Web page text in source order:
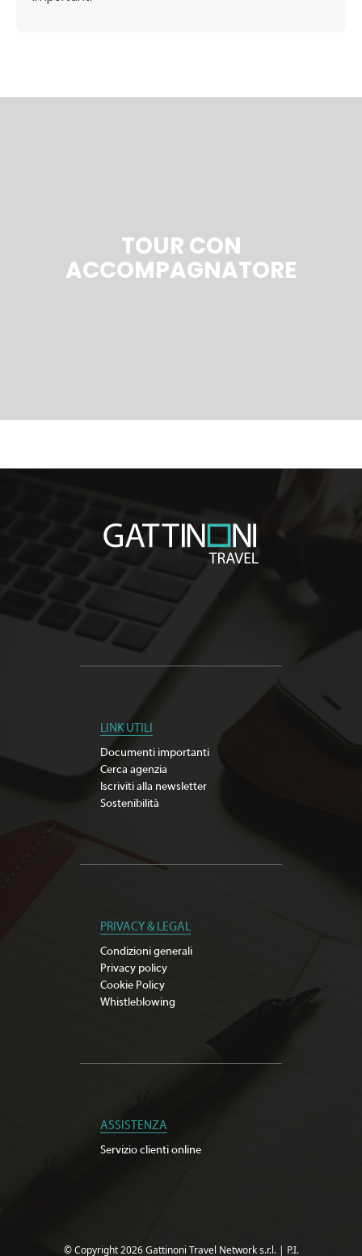
TOUR CON
ACCOMPAGNATORE
LINK UTILI
Documenti importanti
Cerca agenzia
Iscriviti alla newsletter
Sostenibilità
PRIVACY & LEGAL
Condizioni generali
Privacy policy
Cookie Policy
Whistleblowing
ASSISTENZA
Servizio clienti online
© Copyright 2026 Gattinoni Travel Network s.r.l. | P.I.